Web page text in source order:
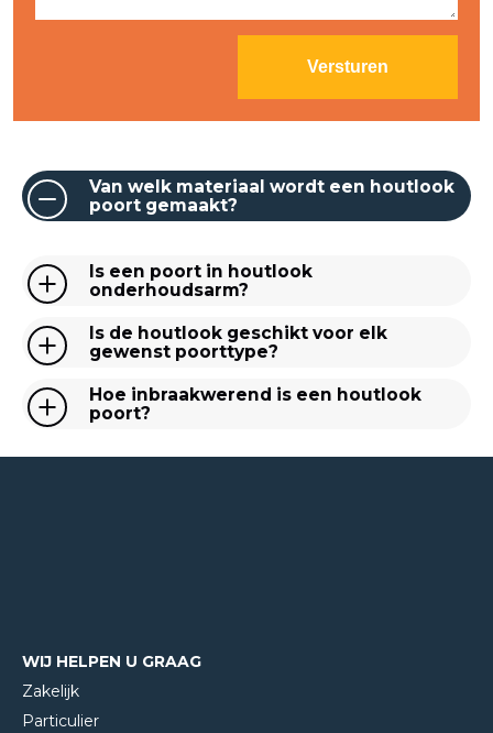
Van welk materiaal wordt een houtlook
poort gemaakt?
Is een poort in houtlook
onderhoudsarm?
Is de houtlook geschikt voor elk
gewenst poorttype?
Hoe inbraakwerend is een houtlook
poort?
WIJ HELPEN U GRAAG
Zakelijk
Particulier